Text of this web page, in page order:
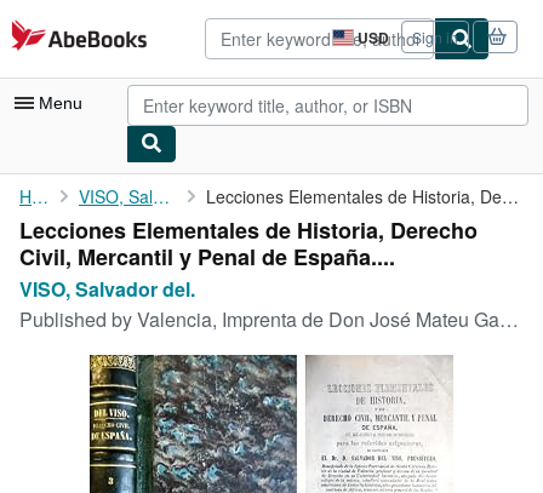
Skip to main content
AbeBooks.com USD
Site
shopping
preferences
Sign in
Menu
My Account
My Purchases
Advanced Search
Browse Collections
Rare Books
Art & Collectibles
Textbooks
Home VISO, Salvador del. Lecciones Elementales de Historia, Derecho Civil, Mercantil y ...
Lecciones Elementales de Historia, Derecho
Civil, Mercantil y Penal de España....
VISO, Salvador del.
Published byValencia, Imprenta de Don José Mateu Garín, 1860.